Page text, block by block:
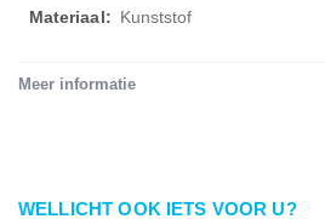
Kunststof
Meer informatie
WELLICHT OOK IETS VOOR U?